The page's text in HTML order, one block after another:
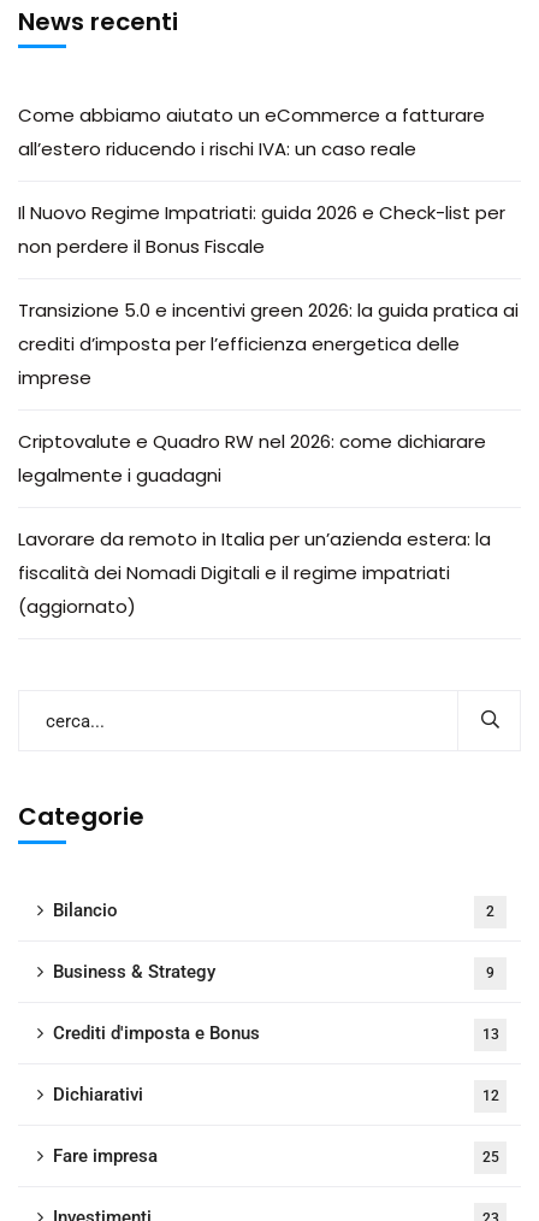
News recenti
Come abbiamo aiutato un eCommerce a fatturare
all’estero riducendo i rischi IVA: un caso reale
Il Nuovo Regime Impatriati: guida 2026 e Check-list per
non perdere il Bonus Fiscale
Transizione 5.0 e incentivi green 2026: la guida pratica ai
crediti d’imposta per l’efficienza energetica delle
imprese
Criptovalute e Quadro RW nel 2026: come dichiarare
legalmente i guadagni
Lavorare da remoto in Italia per un’azienda estera: la
fiscalità dei Nomadi Digitali e il regime impatriati
(aggiornato)
Categorie
Bilancio 2
Business & Strategy 9
Crediti d'imposta e Bonus 13
Dichiarativi 12
Fare impresa 25